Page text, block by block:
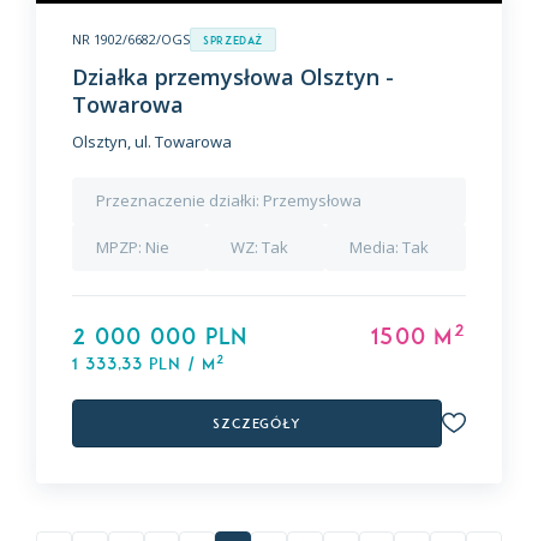
NR 1902/6682/OGS Sprzedaż
Działka przemysłowa Olsztyn -
Towarowa
Olsztyn, ul. Towarowa
Przeznaczenie działki: Przemysłowa
MPZP: Nie WZ: Tak Media: Tak
2 000 000 PLN
1 333,33 PLN / m2
1500 m 2
Szczegóły